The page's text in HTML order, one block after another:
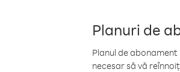
Planuri de
Planul de
necesar să vă